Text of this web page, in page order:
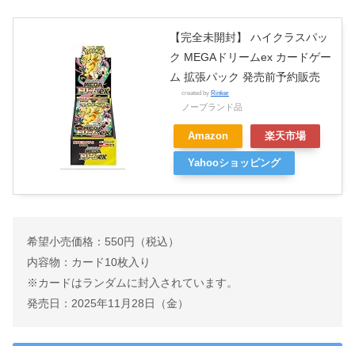
【完全未開封】 ハイクラスパッ
ク MEGAドリームex カードゲー
ム 拡張パック 発売前予約販売
created by Rinker
ノーブランド品
Amazon 楽天市場
Yahooショッピング
希望小売価格：550円（税込）
内容物：カード10枚入り
※カードはランダムに封入されています。
発売日：2025年11月28日（金）